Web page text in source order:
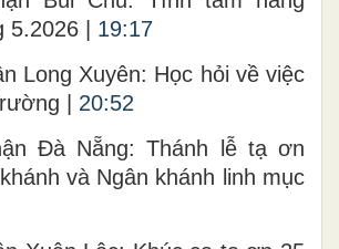
5.2026 | 19:17
Long Xuyên: Học hỏi về việc
| 20:52
Đà Nẵng: Thánh lễ tạ ơn
và Ngân khánh linh mục